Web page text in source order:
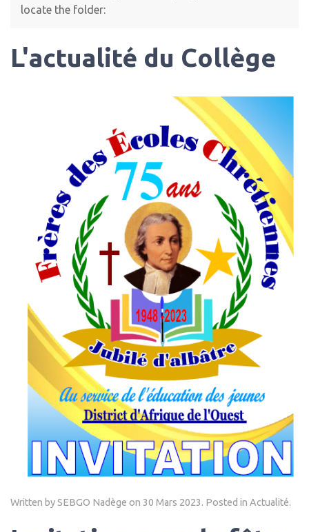
locate the folder:
L'actualité du Collège
Written by SEBGO Nadège on 30 Mars 2023. Posted in Actualité.